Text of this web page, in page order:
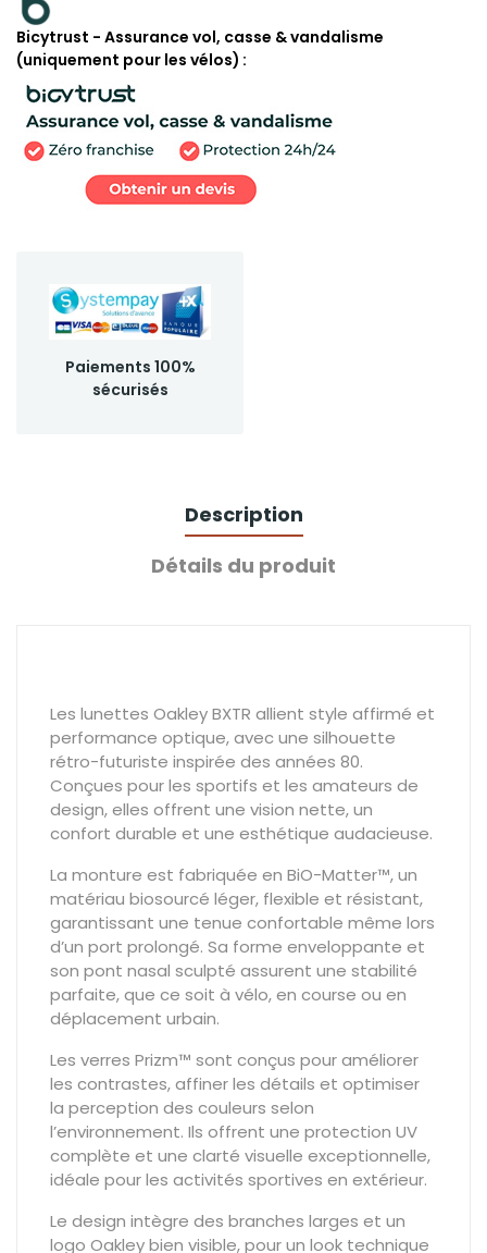
Bicytrust - Assurance vol, casse & vandalisme
(uniquement pour les vélos)
Paiements 100%
sécurisés
Description
Détails du produit
Les lunettes Oakley BXTR allient style affirmé et
performance optique, avec une silhouette
rétro-futuriste inspirée des années 80.
Conçues pour les sportifs et les amateurs de
design, elles offrent une vision nette, un
confort durable et une esthétique audacieuse.
La monture est fabriquée en BiO-Matter™, un
matériau biosourcé léger, flexible et résistant,
garantissant une tenue confortable même lors
d’un port prolongé. Sa forme enveloppante et
son pont nasal sculpté assurent une stabilité
parfaite, que ce soit à vélo, en course ou en
déplacement urbain.
Les verres Prizm™ sont conçus pour améliorer
les contrastes, affiner les détails et optimiser
la perception des couleurs selon
l’environnement. Ils offrent une protection UV
complète et une clarté visuelle exceptionnelle,
idéale pour les activités sportives en extérieur.
Le design intègre des branches larges et un
logo Oakley bien visible, pour un look technique